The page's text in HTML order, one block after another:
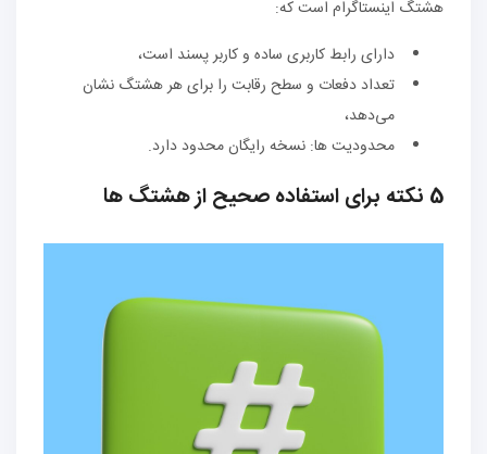
هشتگ اینستاگرام است که:
دارای رابط کاربری ساده و کاربر پسند است،
تعداد دفعات و سطح رقابت را برای هر هشتگ نشان
می‌دهد،
محدودیت ها: نسخه رایگان محدود دارد.
5 نکته برای استفاده صحیح از هشتگ ها